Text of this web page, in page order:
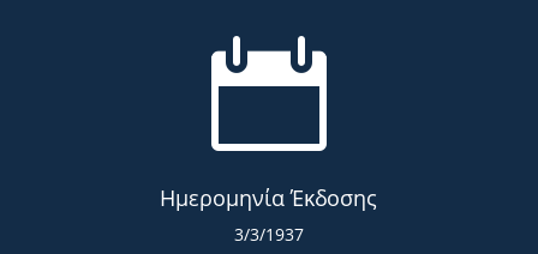

Ημερομηνία Έκδοσης
3/3/1937